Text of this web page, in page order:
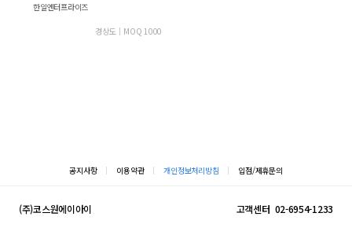
한일엔터프라이즈
경상도│ MOQ 1000
공지사항 이용약관 개인정보처리방침 입점/제휴문의
(주)코스원에이아이 고객센터 02-6954-1233